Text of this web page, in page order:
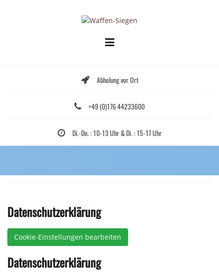
Abholung vor Ort
+49 (0)176 44233600
Di.-Do. : 10-13 Uhr & Di. : 15-17 Uhr
Datenschutzerklärung
Cookie-Einstellungen bearbeiten
Datenschutz­erklärung